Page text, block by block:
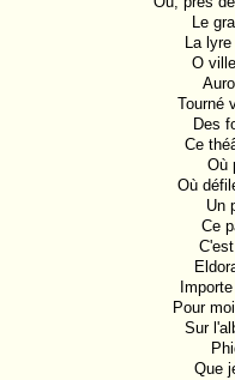
Le
La
O
Tourné
Des
Ce
Où
Où
Un
Ce
Pour
Sur
Que